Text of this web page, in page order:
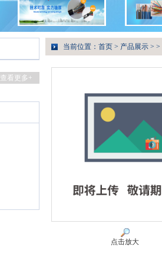
查看更多+
当前位置： 首页 > 产品展示 > >
点击放大